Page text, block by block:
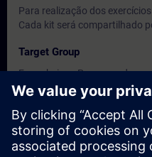
Para realização dos
Cada kit será compartilhado
Target Group
Engenheiros, Programadores
venham a utilizar o Simatic S7-
Dates And Registration